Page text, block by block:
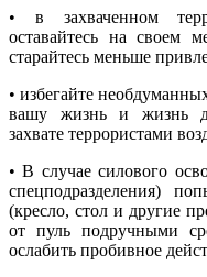
• в захваченном
оставайтесь на своем
старайтесь меньше
• избегайте
вашу жизнь и жизнь
захвате террористами
• В случае силового
спецподразделения)
(кресло, стол и другие
от пуль подручными
ослабить пробивное